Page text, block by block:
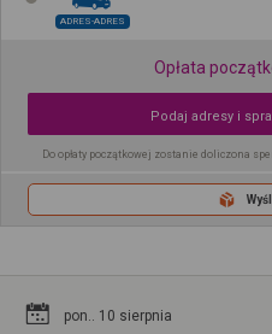
ADRES-ADRES
Opłata
Podaj adresy i
Do opłaty początkowej zostanie doliczona
pon.. 10 sierpnia